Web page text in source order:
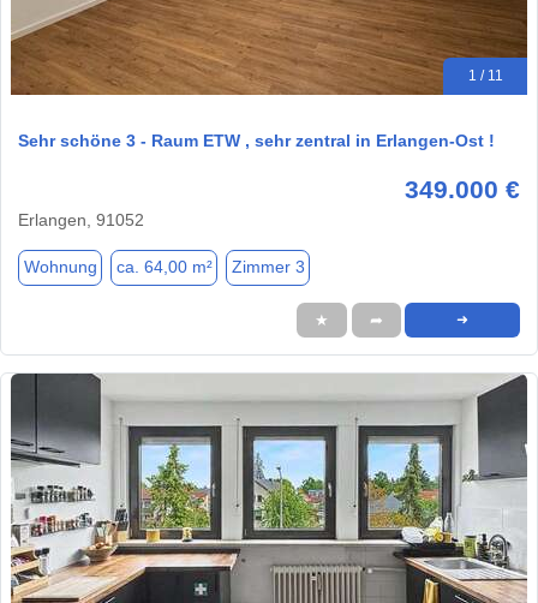
1 / 11
Sehr schöne 3 - Raum ETW , sehr zentral in Erlangen-Ost !
349.000 €
Erlangen, 91052
Wohnung ca. 64,00 m² Zimmer 3
★ ➦ ➜